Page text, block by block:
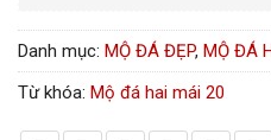
Danh mục: MỘ ĐÁ ĐẸP, MỘ ĐÁ
Từ khóa: Mộ đá hai mái 20